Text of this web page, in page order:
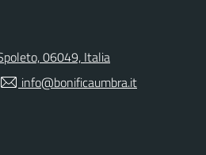
06049, Italia
info@bonificaumbra.it